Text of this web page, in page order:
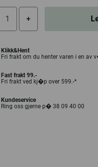
Klikk&Hent
Fri frakt om du henter varen i en av
Fast frakt 99.-
Fri frakt ved kj�p over 599.-*
Kundeservice
Ring oss gjerne p� 38 09 40 00